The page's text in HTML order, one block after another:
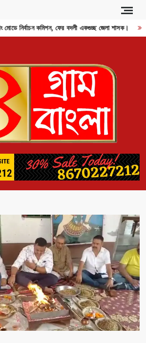
মোডে নির্বাচন কমিশন, ফের বদলী একগুচ্ছ জেলা শাসক।